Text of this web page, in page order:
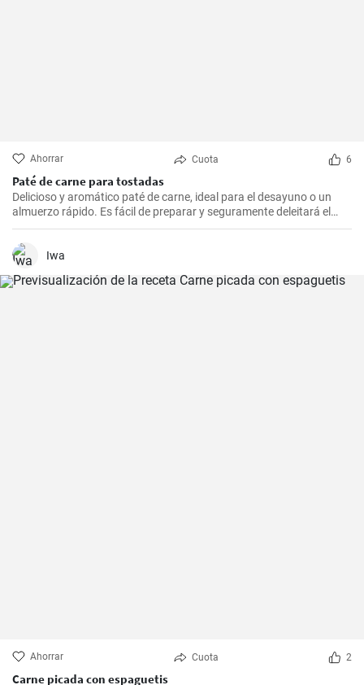
Ahorrar Cuota 6
Paté de carne para tostadas
Delicioso y aromático paté de carne, ideal para el desayuno o un
almuerzo rápido. Es fácil de preparar y seguramente deleitará el
paladar de todos los amantes de la carne.
Iwa
Ahorrar Cuota 2
Carne picada con espaguetis